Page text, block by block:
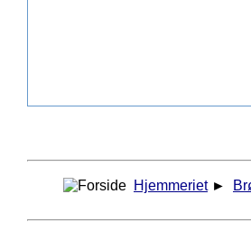
Hjemmeriet ►